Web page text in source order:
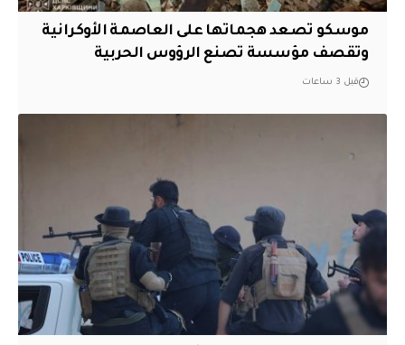
موسكو تصعد هجماتها على العاصمة الأوكرانية
وتقصف مؤسسة تصنع الرؤوس الحربية
قبل 3 ساعات